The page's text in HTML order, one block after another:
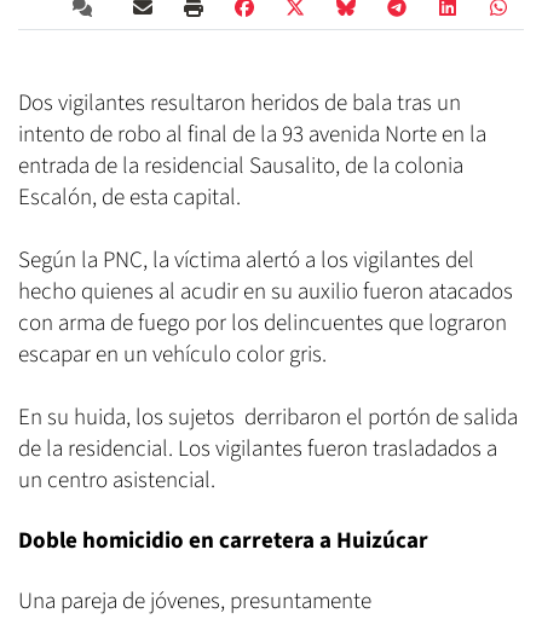
Dos vigilantes resultaron heridos de bala tras un
intento de robo al final de la 93 avenida Norte en la
entrada de la residencial Sausalito, de la colonia
Escalón, de esta capital.
Según la PNC, la víctima alertó a los vigilantes del
hecho quienes al acudir en su auxilio fueron atacados
con arma de fuego por los delincuentes que lograron
escapar en un vehículo color gris.
En su huida, los sujetos derribaron el portón de salida
de la residencial. Los vigilantes fueron trasladados a
un centro asistencial.
Doble homicidio en carretera a Huizúcar
Una pareja de jóvenes, presuntamente